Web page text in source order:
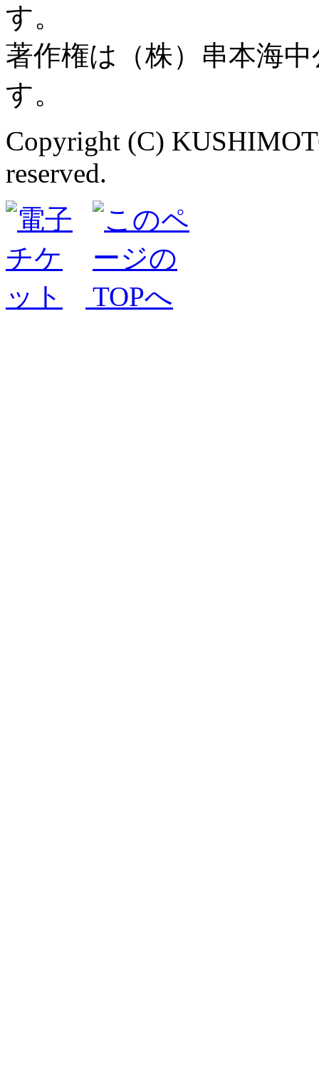
す。
著作権は（株）串本海
す。
Copyright (C)
reserved.